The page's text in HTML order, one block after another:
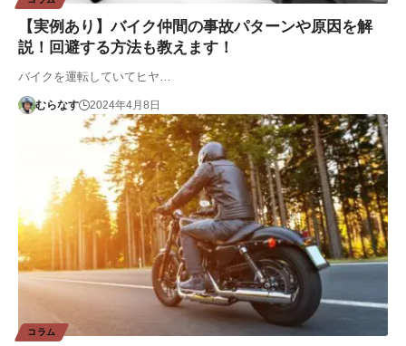
【実例あり】バイク仲間の事故パターンや原因を解
説！回避する方法も教えます！
バイクを運転していてヒヤ…
むらなす 2024年4月8日
コラム